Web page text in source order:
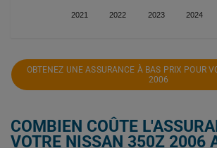
2021 2022 2023 2024
OBTENEZ UNE ASSURANCE À BAS PRIX POUR
2006
COMBIEN COÛTE
VOTRE NISSAN 350Z 2006